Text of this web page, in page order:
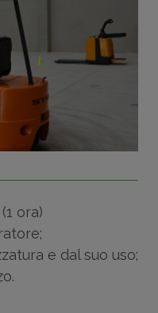
ora)
e dal suo uso;